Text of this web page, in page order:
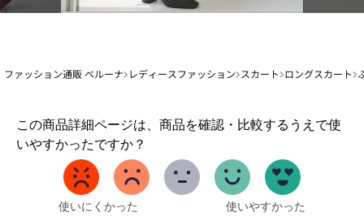
ファッション通販 ベルーナ レディースファッション スカート ロングスカート
この商品詳細ページは、商品を確認・比較するうえで使
いやすかったですか？
1
か
使いにくかった 使いやすかった